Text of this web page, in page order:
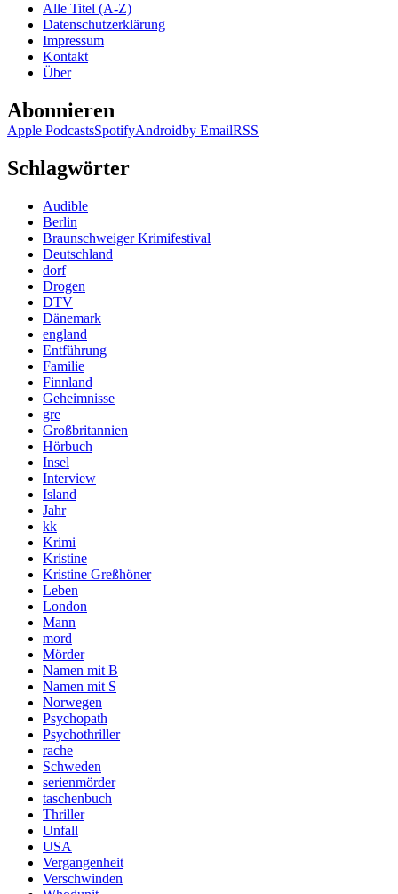
Alle Titel (A-Z)
Datenschutzerklärung
Impressum
Kontakt
Über
Abonnieren
Apple PodcastsSpotifyAndroidby EmailRSS
Schlagwörter
Audible
Berlin
Braunschweiger Krimifestival
Deutschland
dorf
Drogen
DTV
Dänemark
england
Entführung
Familie
Finnland
Geheimnisse
gre
Großbritannien
Hörbuch
Insel
Interview
Island
Jahr
kk
Krimi
Kristine
Kristine Greßhöner
Leben
London
Mann
mord
Mörder
Namen mit B
Namen mit S
Norwegen
Psychopath
Psychothriller
rache
Schweden
serienmörder
taschenbuch
Thriller
Unfall
USA
Vergangenheit
Verschwinden